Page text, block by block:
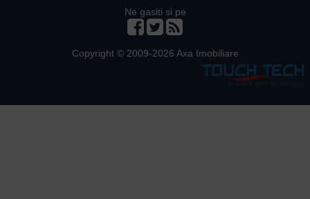
Ne gasiti si pe
Copyright © 2009-2026 Axa Imobiliare